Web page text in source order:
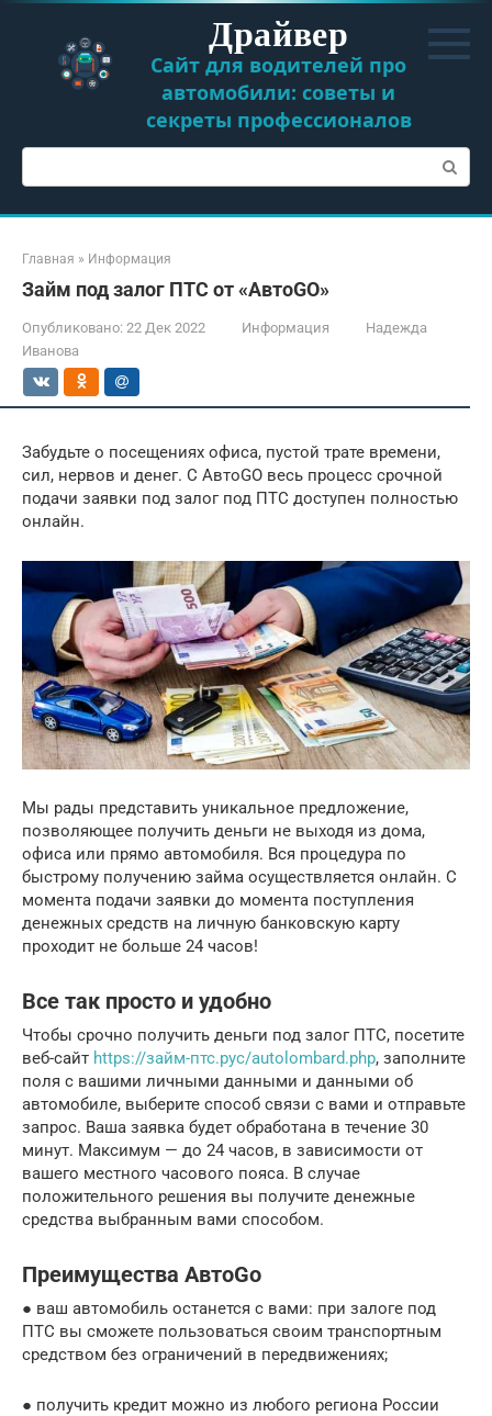
Перейти
контенту
Драйвер
Сайт для водителей про
автомобили: советы и
секреты профессионалов
Поиск:
Главная » Информация
Займ под залог ПТС от «АвтоGO»
Опубликовано: 22 Дек 2022 Информация
Надежда
Иванова
Забудьте о посещениях офиса, пустой трате времени,
сил, нервов и денег. С АвтоGO весь процесс срочной
подачи заявки под залог под ПТС доступен полностью
онлайн.
Мы рады представить уникальное предложение,
позволяющее получить деньги не выходя из дома,
офиса или прямо автомобиля. Вся процедура по
быстрому получению займа осуществляется онлайн. С
момента подачи заявки до момента поступления
денежных средств на личную банковскую карту
проходит не больше 24 часов!
Все так просто и удобно
Чтобы срочно получить деньги под залог ПТС, посетите
веб-сайт https://займ-птс.рус/autolombard.php, заполните
поля с вашими личными данными и данными об
автомобиле, выберите способ связи с вами и отправьте
запрос. Ваша заявка будет обработана в течение 30
минут. Максимум — до 24 часов, в зависимости от
вашего местного часового пояса. В случае
положительного решения вы получите денежные
средства выбранным вами способом.
Преимущества АвтоGo
● ваш автомобиль останется с вами: при залоге под
ПТС вы сможете пользоваться своим транспортным
средством без ограничений в передвижениях;
● получить кредит можно из любого региона России